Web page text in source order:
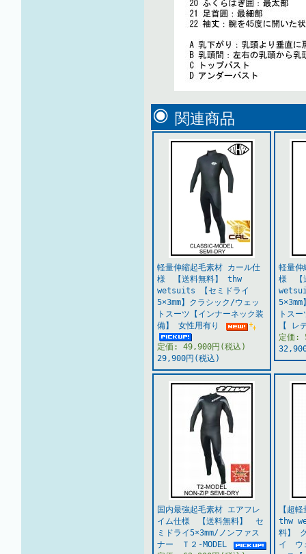
関連商品
軽量伸縮起毛素材 カール仕
様 【送料無料】 thw
wetsuits 【セミドライ
5×3mm】クラシック/ウェッ
トスーツ【インナーネック装
備】 女性用有り
定価: 49,900円(税込)
29,900円(税込)
軽量伸
様 【
トス
【 レ
定価:
国内最強起毛素材 エアフレ
イム仕様 【送料無料】 セ
ミドライ5×3mm/ノンファス
ナー Ｔ２-MODEL
【超
thw
料】
イ ウ